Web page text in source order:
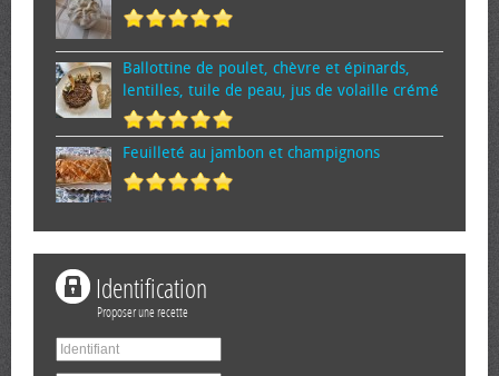
Ballottine de poulet, chèvre et épinards,
lentilles, tuile de peau, jus de volaille crémé
Feuilleté au jambon et champignons
Identification
Proposer une recette